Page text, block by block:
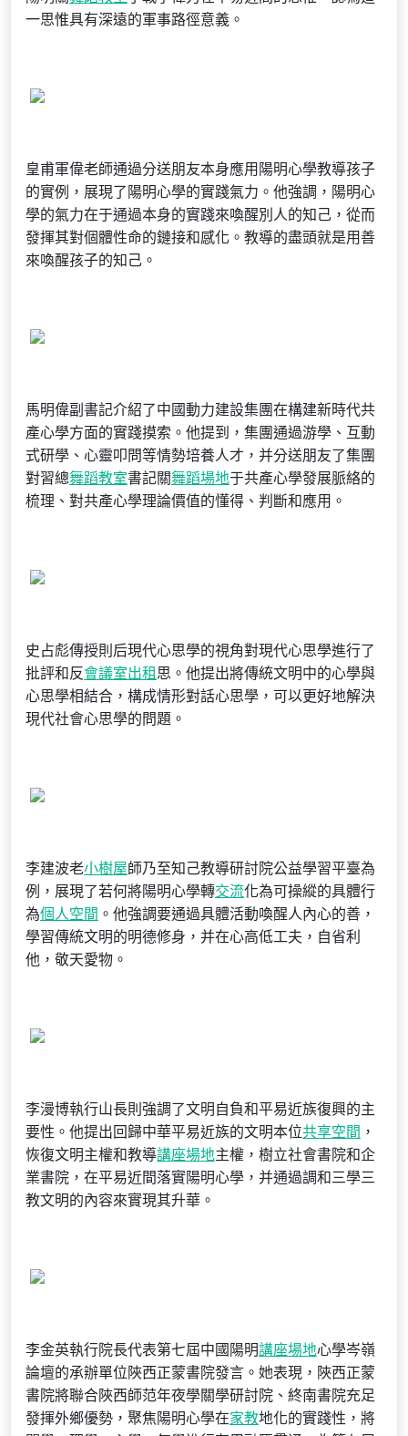
一思惟具有深遠的軍事路徑意義。
皇甫軍偉老師通過分送朋友本身應用陽明心學教導孩子
的實例，展現了陽明心學的實踐氣力。他強調，陽明心
學的氣力在于通過本身的實踐來喚醒別人的知己，從而
發揮其對個體性命的鏈接和感化。教導的盡頭就是用善
來喚醒孩子的知己。
馬明偉副書記介紹了中國動力建設集團在構建新時代共
產心學方面的實踐摸索。他提到，集團通過游學、互動
式研學、心靈叩問等情勢培養人才，并分送朋友了集團
對習總舞蹈教室書記關舞蹈場地于共產心學發展脈絡的
梳理、對共產心學理論價值的懂得、判斷和應用。
史占彪傳授則后現代心思學的視角對現代心思學進行了
批評和反會議室出租 思。他提出將傳統文明中的心學與
心思學相結合，構成情形對話心思學，可以更好地解決
現代社會心思學的問題。
李建波老小樹屋師乃至知己教導研討院公益學習平臺為
例，展現了若何將陽明心學轉交流化為可操縱的具體行
為個人空間 。他強調要通過具體活動喚醒人內心的善，
學習傳統文明的明德修身，并在心高低工夫，自省利
他，敬天愛物。
李漫博執行山長則強調了文明自負和平易近族復興的主
要性。他提出回歸中華平易近族的文明本位共享空間 ，
恢復文明主權和教導講座場地主權，樹立社會書院和企
業書院，在平易近間落實陽明心學，并通過調和三學三
教文明的內容來實現其升華。
李金英執行院長代表第七屆中國陽明講座場地心學岑嶺
論壇的承辦單位陜西正蒙書院發言。她表現，陜西正蒙
書院將聯合陜西師范年夜學關學研討院、終南書院充足
發揮外鄉優勢，聚焦陽明心學在家教地化的實踐性，將